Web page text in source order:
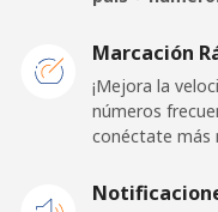
Línea fija
Marcación
¡Mejora la
números
conéctate más